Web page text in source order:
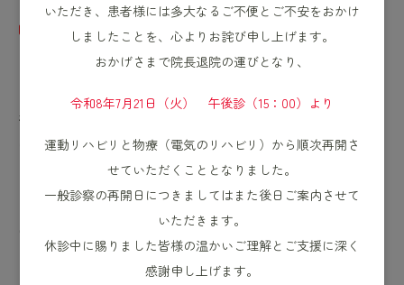
■ 7月4日（土）、11日（土）
・9:30～11:30
なお、休診期間中のため、書類の内容によっては作成まで
にお時間をいただく場合がございます。あらかじめご了承
いただき、患者様には多大なるご不便とご不安をおかけ
しましたことを、心よりお詫び申し上げます。
おかげさまで院長退院の運びとなり、
令和8年7月21日（火） 午後診（15：00）より
運動リハビリと物療（電気のリハビリ）から順次再開さ
せていただくこととなりました。
一般診察の再開日につきましてはまた後日ご案内させて
いただきます。
休診中に賜りました皆様の温かいご理解とご支援に深く
感謝申し上げます。